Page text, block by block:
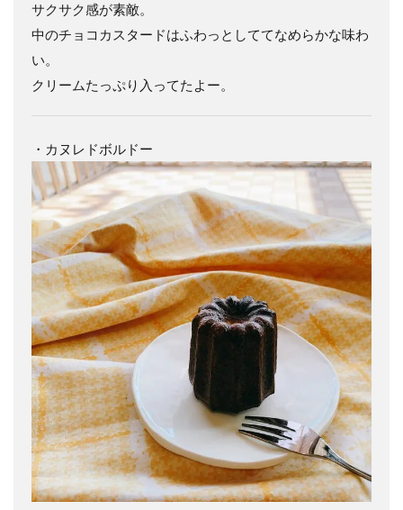
サクサク感が素敵。
中のチョコカスタードはふわっとしててなめらかな味わ
い。
クリームたっぷり入ってたよー。
・カヌレドボルドー